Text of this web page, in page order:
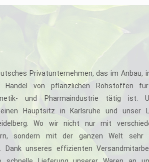
Privatunternehmen, das im Anbau,
Handel von pflanzlichen Rohstoffen
und Pharmaindustrie tätig ist.
Hauptsitz in Karlsruhe und unser
Wo wir nicht nur mit
sondern mit der ganzen Welt sehr
Dank unseres effizienten